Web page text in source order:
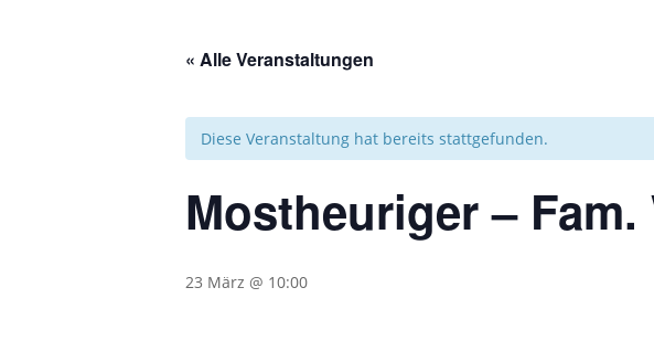
« Alle Veranstaltungen
Diese Veranstaltung hat bereits stattgefunden.
Mostheuriger –
23 März @ 10:00